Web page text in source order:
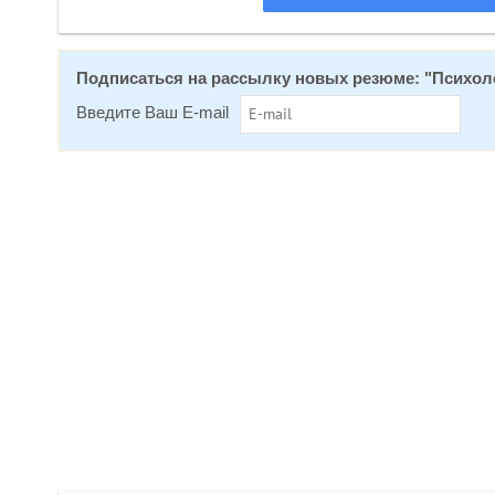
Подписаться на рассылку новых резюме: "
Введите Ваш E-mail